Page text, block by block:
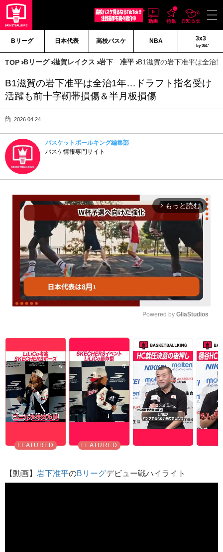
Bリーグ 日本代表 高校バスケ NBA 3x3
by 361°
TOP Bリーグ 滋賀レイクス 岩下 准平 B1滋賀の岩下准平は全治
B1滋賀の岩下准平は全治1年…ドラフト指名受け
活躍も前十字靭帯損傷＆半月板損傷
2026.04.24
バスケットボールキング編集部
バスケ情報専門サイト
arrow_forward_ios もっと読む
Powered by GliaStudios
【動画】 岩下准平のBリーグデビュー戦ハイライト